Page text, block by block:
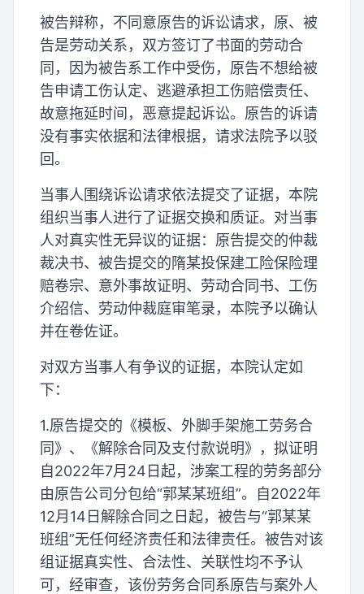
被告辩称，不同意原告的诉讼请求，原、被
告是劳动关系，双方签订了书面的劳动合
同，因为被告系工作中受伤，原告不想给被
告申请工伤认定、逃避承担工伤赔偿责任、
故意拖延时间，恶意提起诉讼。原告的诉请
没有事实依据和法律根据，请求法院予以驳
回。
当事人围绕诉讼请求依法提交了证据，本院
组织当事人进行了证据交换和质证。对当事
人对真实性无异议的证据：原告提交的仲裁
裁决书、被告提交的隋某投保建工险保险理
赔卷宗、意外事故证明、劳动合同书、工伤
介绍信、劳动仲裁庭审笔录，本院予以确认
并在卷佐证。
对双方当事人有争议的证据，本院认定如
下：
1.原告提交的《模板、外脚手架施工劳务合
同》、《解除合同及支付款说明》，拟证明
自2022年7月24日起，涉案工程的劳务部分
由原告公司分包给“郭某某班组”。自2022年
12月14日解除合同之日起，被告与“郭某某
班组”无任何经济责任和法律责任。被告对该
组证据真实性、合法性、关联性均不予认
可，经审查，该份劳务合同系原告与案外人